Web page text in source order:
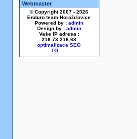
Webmaster
© Copyright 2007 - 2026
Enduro team Horažďovice
Powered by : admin
Design by : admin
Vaše IP adresa :
216.73.216.68
optimalizace SEO